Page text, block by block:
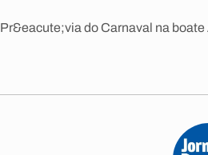
Pr&eacute;via do Carnaval na